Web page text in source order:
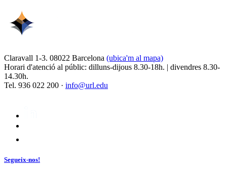
Claravall 1-3. 08022 Barcelona (ubica'm al mapa)
Horari d'atenció al públic: dilluns-dijous 8.30-18h. | divendres 8.30-
14.30h.
Tel. 936 022 200 · info@url.edu
Segueix-nos!